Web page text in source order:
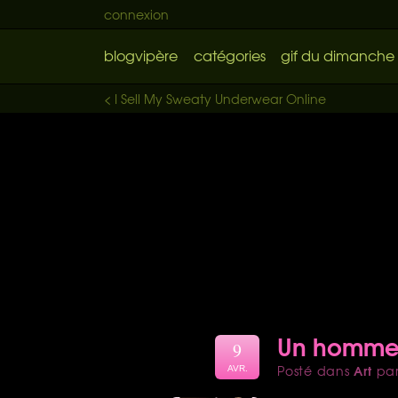
connexion
blogvipère catégories gif du dimanche
< I Sell My Sweaty Underwear Online
Un
Posté dansArt par
9
AVR.